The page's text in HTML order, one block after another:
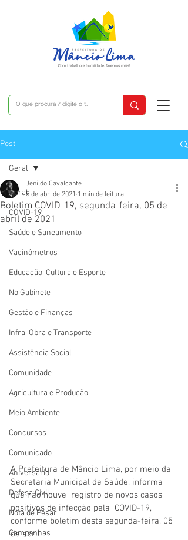
Post
Geral
COVID-19
Saúde e Saneamento
Vacinômetros
Educação, Cultura e Esporte
No Gabinete
Gestão e Finanças
Infra, Obra e Transporte
Assistência Social
Comunidade
Agricultura e Produção
Meio Ambiente
Concursos
Comunicado
Aniversário
Defesa Civil
Nota de Pesar
Campanhas
Geral
Boletim COVID-19, segunda-feira, 05 de
abril de 2021
Jenildo Cavalcante
5 de abr. de 2021 1 min de leitura
A Prefeitura de Mâncio Lima, por meio da
Secretaria Municipal de Saúde, informa
que não houve  registro de novos casos
positivos de infecção pela  COVID-19,
conforme boletim desta segunda-feira, 05
de abril.